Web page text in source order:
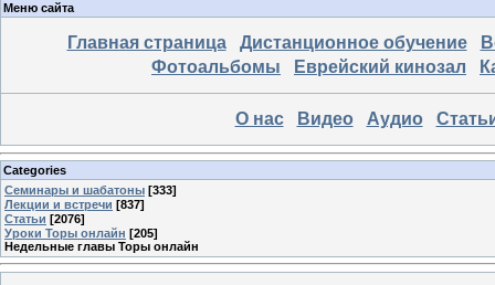
Меню сайта
Главная страница Дистанционное обучение
Фотоальбомы
Еврейский кинозал
О нас Видео Аудио
Categories
Семинары и шабатоны [333]
Лекции и встречи [837]
Статьи [2076]
Уроки Торы онлайн [205]
Недельные главы Торы онлайн